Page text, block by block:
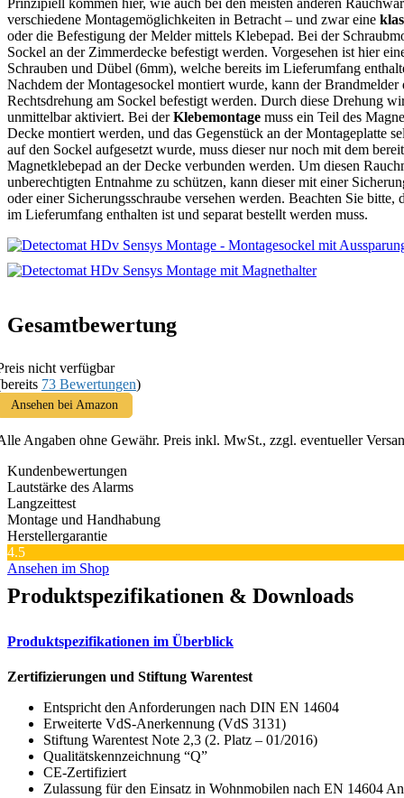
Prinzipiell kommen hier, wie auch bei den meisten anderen
verschiedene Montagemöglichkeiten in Betracht – und zwar eine
oder die Befestigung der Melder mittels Klebepad. Bei der
Sockel an der Zimmerdecke befestigt werden. Vorgesehen ist hier
Schrauben und Dübel (6mm), welche bereits im Lieferumfang
Nachdem der Montagesockel montiert wurde, kann der Brandmelder
Rechtsdrehung am Sockel befestigt werden. Durch diese Drehung
unmittelbar aktiviert. Bei derKlebemontage muss ein Teil des
Decke montiert werden, und das Gegenstück an der Montageplatte
auf den Sockel aufgesetzt wurde, muss dieser nur noch mit dem
Magnetklebepad an der Decke verbunden werden. Um diesen
unberechtigten Entnahme zu schützen, kann dieser mit einer
oder einer Sicherungsschraube versehen werden. Beachten Sie bitte,
im Lieferumfang enthalten ist und separat bestellt werden muss.
Gesamtbewertung
nicht verfügbar
73 Bewertungen)
Ansehen bei Amazon
Angaben ohne Gewähr. Preis inkl. MwSt., zzgl. eventueller
Kundenbewertungen
Lautstärke des Alarms
Langzeittest
Montage und Handhabung
Herstellergarantie
4.5
Ansehen im Shop
Produktspezifikationen & Downloads
Produktspezifikationen im Überblick
Zertifizierungen und Stiftung Warentest
Entspricht den Anforderungen nach DIN EN 14604
Erweiterte VdS-Anerkennung (VdS 3131)
Stiftung Warentest Note 2,3 (2. Platz – 01/2016)
Qualitätskennzeichnung “Q”
CE-Zertifiziert
Zulassung für den Einsatz in Wohnmobilen nach EN 14604